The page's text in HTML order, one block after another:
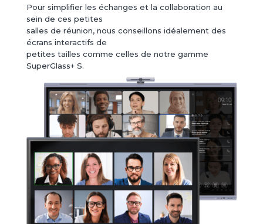
Pour simplifier les échanges et la collaboration au
sein de ces petites
salles de réunion, nous conseillons idéalement des
écrans interactifs de
petites tailles comme celles de notre gamme
SuperGlass+ S.